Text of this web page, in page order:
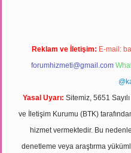
Reklam ve İletişim: E-mail:
forumhizmeti@gmail.com
Yasal Uyarı: Sitemiz, 5651
ve İletişim Kurumu (BTK)
hizmet vermektedir. Bu
denetleme veya araştırma